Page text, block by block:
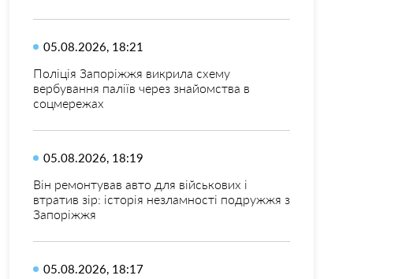
05.08.2026, 18:21
Поліція Запоріжжя викрила схему
вербування паліїв через знайомства в
соцмережах
05.08.2026, 18:19
Він ремонтував авто для військових і
втратив зір: історія незламності подружжя з
Запоріжжя
05.08.2026, 18:17